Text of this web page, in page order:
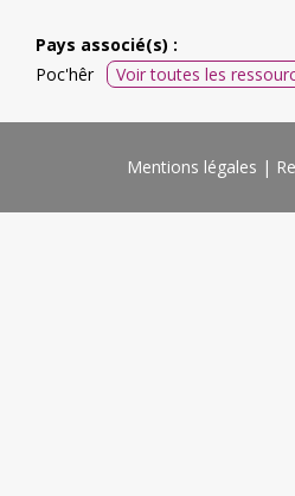
Pays associé(s) :
Poc'hêr
Voir toutes les
Mentions légales